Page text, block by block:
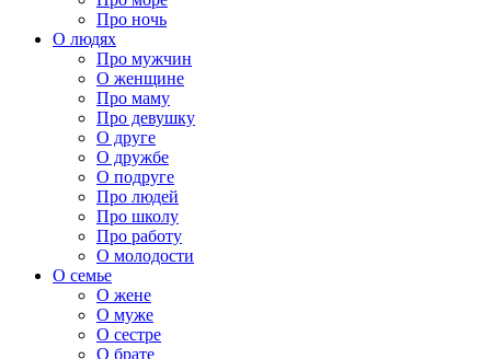
Про ночь
О людях
Про мужчин
О женщине
Про маму
Про девушку
О друге
О дружбе
О подруге
Про людей
Про школу
Про работу
О молодости
О семье
О жене
О муже
О сестре
О брате